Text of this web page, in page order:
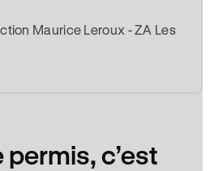
Maurice Leroux - ZA Les
permis, c’est